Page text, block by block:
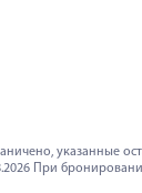
указанные
При